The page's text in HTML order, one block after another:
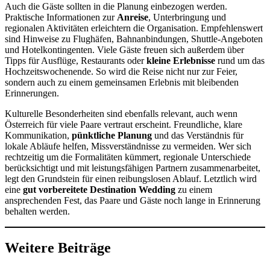
Auch die Gäste sollten in die Planung einbezogen werden.
Praktische Informationen zur Anreise, Unterbringung und
regionalen Aktivitäten erleichtern die Organisation. Empfehlenswert
sind Hinweise zu Flughäfen, Bahnanbindungen, Shuttle-Angeboten
und Hotelkontingenten. Viele Gäste freuen sich außerdem über
Tipps für Ausflüge, Restaurants oderkleine Erlebnisse rund um das
Hochzeitswochenende. So wird die Reise nicht nur zur Feier,
sondern auch zu einem gemeinsamen Erlebnis mit bleibenden
Erinnerungen.
Kulturelle Besonderheiten sind ebenfalls relevant, auch wenn
Österreich für viele Paare vertraut erscheint. Freundliche, klare
Kommunikation, pünktliche Planung und das Verständnis für
lokale Abläufe helfen, Missverständnisse zu vermeiden. Wer sich
rechtzeitig um die Formalitäten kümmert, regionale Unterschiede
berücksichtigt und mit leistungsfähigen Partnern zusammenarbeitet,
legt den Grundstein für einen reibungslosen Ablauf. Letztlich wird
eine gut vorbereitete Destination Wedding zu einem
ansprechenden Fest, das Paare und Gäste noch lange in Erinnerung
behalten werden.
Weitere Beiträge